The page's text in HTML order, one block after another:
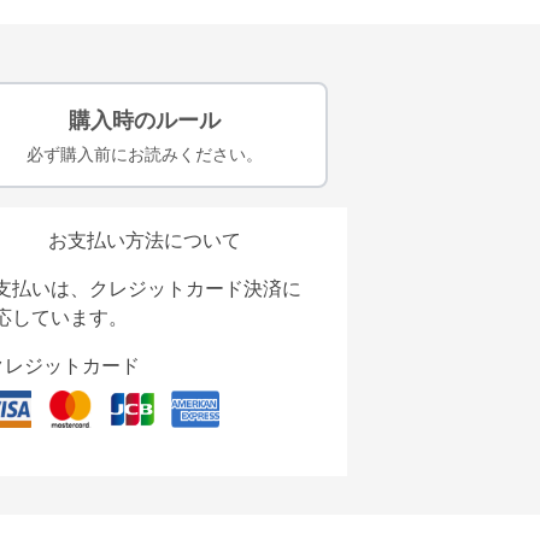
購入時のルール
必ず購入前にお読みください。
お支払い方法について
払いは、クレジットカード決済に
しています。
レジットカード